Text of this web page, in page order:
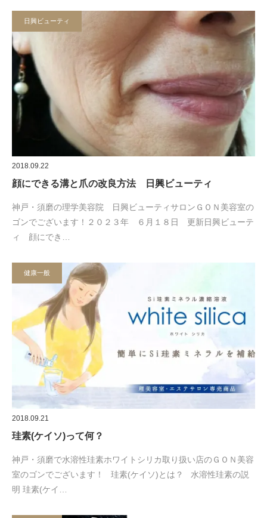
日興ビューティ
2018.09.22
顔にできる溝と爪の改良方法 日興ビューティ
神戸・須磨の理学美容院 日興ビューティサロンＧＯＮ美容室の
ゴンでございます！２０２３年 ６月１８日 更新日興ビューテ
ィ 顔にでき…
健康一般
2018.09.21
珪素(ケイソ)って何？
神戸・須磨で水溶性珪素ホワイトシリカ取り扱い店のＧＯＮ美容
室のゴンでございます！ 珪素(ケイソ)とは？ 水溶性珪素の説
明 珪素(ケイ…